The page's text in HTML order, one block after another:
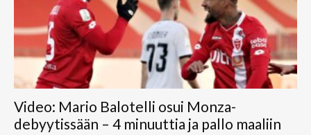
Video: Mario Balotelli osui Monza-
debyytissään – 4 minuuttia ja pallo maaliin